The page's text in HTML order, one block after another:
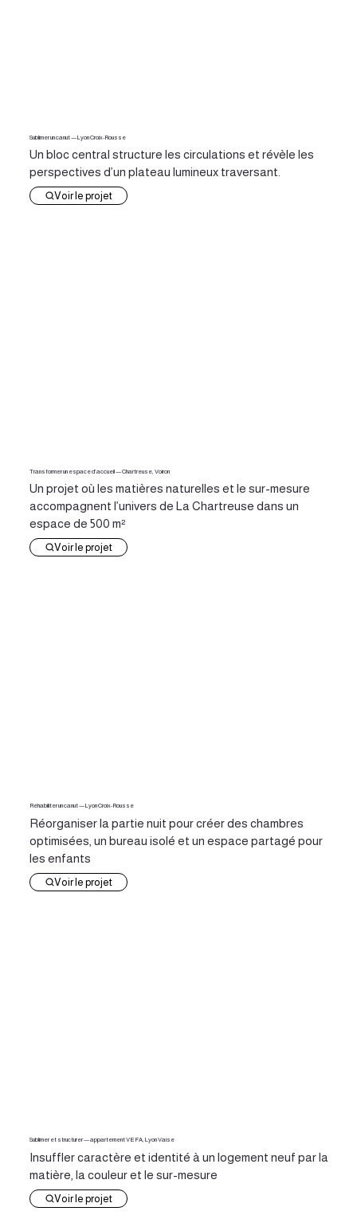
Sublimer un canut — Lyon Croix-Rousse
Un bloc central structure les circulations et révèle les
perspectives d’un plateau lumineux traversant.
Voir le projet
Transformer un espace d’accueil — Chartreuse, Voiron
Un projet où les matières naturelles et le sur-mesure
accompagnent l’univers de La Chartreuse dans un
espace de 500 m²
Voir le projet
Réhabiliter un canut — Lyon Croix-Rousse
Réorganiser la partie nuit pour créer des chambres
optimisées, un bureau isolé et un espace partagé pour
les enfants
Voir le projet
Sublimer et structurer — appartement VEFA, Lyon Vaise
Insuffler caractère et identité à un logement neuf par la
matière, la couleur et le sur-mesure
Voir le projet